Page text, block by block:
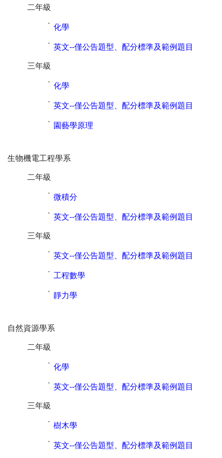
二年級
˙ 化學
˙ 英文--僅公告題型、配分標準及範例題目
三年級
˙ 化學
˙ 英文--僅公告題型、配分標準及範例題目
˙ 園藝學原理
生物機電工程學系
二年級
˙ 微積分
˙ 英文--僅公告題型、配分標準及範例題目
三年級
˙ 英文--僅公告題型、配分標準及範例題目
˙ 工程數學
˙ 靜力學
自然資源學系
二年級
˙ 化學
˙ 英文--僅公告題型、配分標準及範例題目
三年級
˙ 樹木學
˙ 英文--僅公告題型、配分標準及範例題目